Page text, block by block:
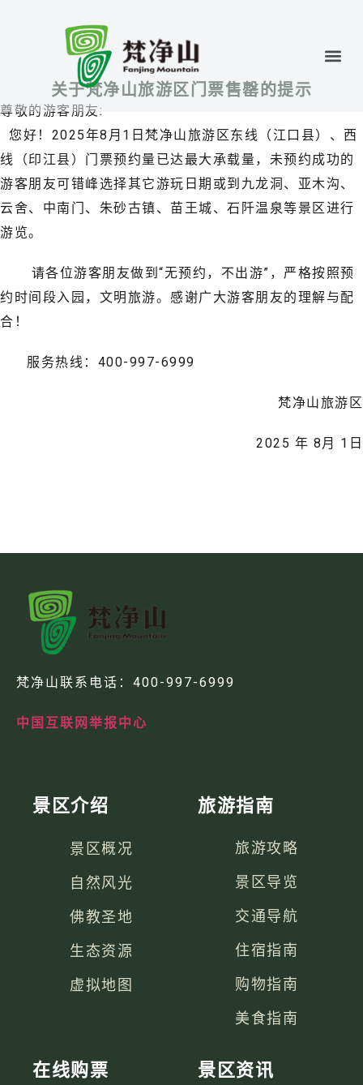
关于梵净山旅游区门票售罄的提示
尊敬的游客朋友:
您好！2025年8月1日梵净山旅游区东线（江口县）、西
线（印江县）门票预约量已达最大承载量，未预约成功的
游客朋友可错峰选择其它游玩日期或到九龙洞、亚木沟、
云舍、中南门、朱砂古镇、苗王城、石阡温泉等景区进行
游览。
请各位游客朋友做到“无预约，不出游”，严格按照预
约时间段入园，文明旅游。感谢广大游客朋友的理解与配
合！
服务热线：400-997-6999
梵净山旅游区
2025 年 8月 1日
梵净山联系电话： 400-997-6999
中国互联网举报中心
景区介绍
景区概况
自然风光
佛教圣地
生态资源
虚拟地图
旅游指南
旅游攻略
景区导览
交通导航
住宿指南
购物指南
美食指南
在线购票 景区资讯